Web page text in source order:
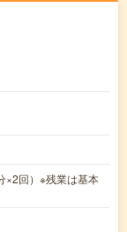
×2回）※残業は基本